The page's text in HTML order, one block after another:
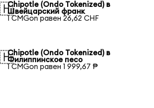
Chipotle (Ondo Tokenized) в
Швейцарский франк
1 CMGon равен 26,62 CHF
Chipotle (Ondo Tokenized) в
Филиппинское песо
1 CMGon равен 1 999,67 ₱